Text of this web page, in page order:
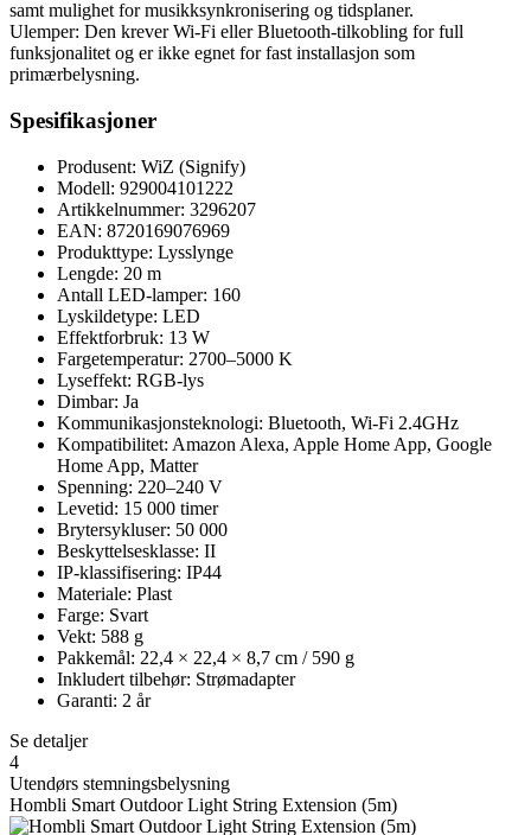
samt mulighet for musikksynkronisering og tidsplaner.
Ulemper: Den krever Wi-Fi eller Bluetooth-tilkobling for full
funksjonalitet og er ikke egnet for fast installasjon som
primærbelysning.
Spesifikasjoner
Produsent: WiZ (Signify)
Modell: 929004101222
Artikkelnummer: 3296207
EAN: 8720169076969
Produkttype: Lysslynge
Lengde: 20 m
Antall LED-lamper: 160
Lyskildetype: LED
Effektforbruk: 13 W
Fargetemperatur: 2700–5000 K
Lyseffekt: RGB-lys
Dimbar: Ja
Kommunikasjonsteknologi: Bluetooth, Wi-Fi 2.4GHz
Kompatibilitet: Amazon Alexa, Apple Home App, Google
Home App, Matter
Spenning: 220–240 V
Levetid: 15 000 timer
Brytersykluser: 50 000
Beskyttelsesklasse: II
IP-klassifisering: IP44
Materiale: Plast
Farge: Svart
Vekt: 588 g
Pakkemål: 22,4 × 22,4 × 8,7 cm / 590 g
Inkludert tilbehør: Strømadapter
Garanti: 2 år
Se detaljer
4
Utendørs stemningsbelysning
Hombli Smart Outdoor Light String Extension (5m)